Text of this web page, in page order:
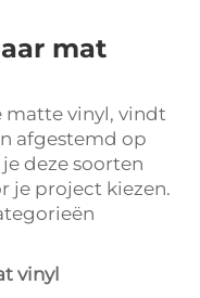
mat
matte vinyl, vindt
afgestemd op
deze soorten
je project kiezen.
vinyl